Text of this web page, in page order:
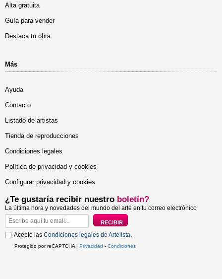
Alta gratuita
Guía para vender
Destaca tu obra
Más
Ayuda
Contacto
Listado de artistas
Tienda de reproducciones
Condiciones legales
Política de privacidad y cookies
Configurar privacidad y cookies
¿Te gustaría recibir nuestro boletín?
La última hora y novedades del mundo del arte en tu correo electrónico
Acepto las Condiciones legales de Artelista.
Protegido por reCAPTCHA | Privacidad - Condiciones